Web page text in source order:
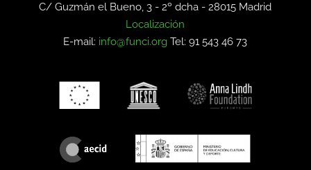
C/ Guzmán el Bueno, 3 - 2º dcha -28015 Madrid
Localización
E-mail: info@funci.org Tel: 91 543 46 73